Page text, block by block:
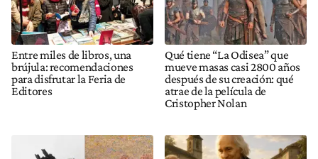
Entre miles de libros, una
brújula: recomendaciones
para disfrutar la Feria de
Editores
Qué tiene “La Odisea” que
mueve masas casi 2800 años
después de su creación: qué
atrae de la película de
Cristopher Nolan